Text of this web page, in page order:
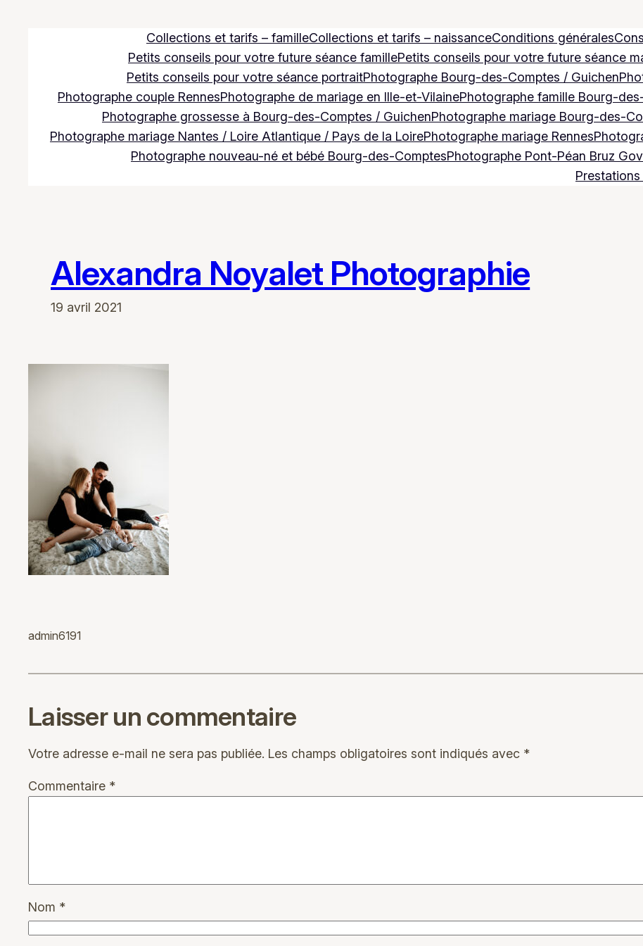
Collections et tarifs – familleCollections et tarifs – naissanceConditions générales
Petits conseils pour votre future séance famillePetits conseils pour votre future séance
Petits conseils pour votre séance portraitPhotographe Bourg-des-Comptes / Guichen
Photographe couple RennesPhotographe de mariage en Ille-et-VilainePhotographe famille Bourg-
Photographe grossesse à Bourg-des-Comptes / GuichenPhotographe mariage Bourg-des-
Photographe mariage Nantes / Loire Atlantique / Pays de la LoirePhotographe mariage Rennes
Photographe nouveau-né et bébé Bourg-des-ComptesPhotographe Pont-Péan Bruz
Alexandra Noyalet Photographie
19 avril 2021
admin6191
Laisser un commentaire
Votre adresse e-mail ne sera pas publiée. Les champs obligatoires sont indiqués avec *
Commentaire *
Nom *